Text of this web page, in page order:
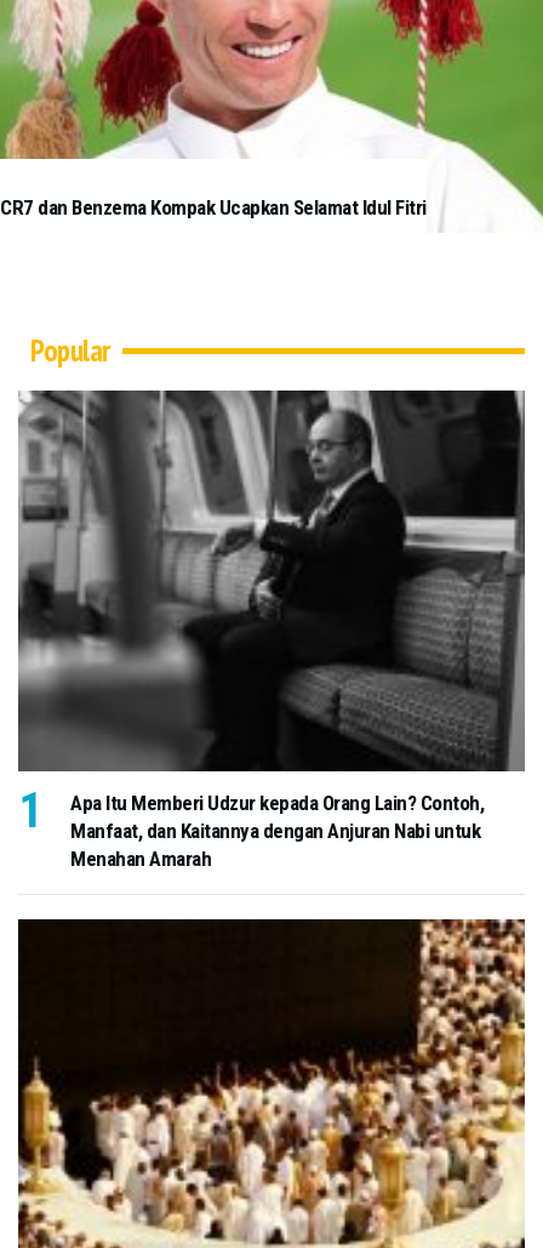
CR7 dan Benzema Kompak Ucapkan Selamat Idul Fitri
Popular
Apa Itu Memberi Udzur kepada Orang Lain? Contoh,
Manfaat, dan Kaitannya dengan Anjuran Nabi untuk
Menahan Amarah